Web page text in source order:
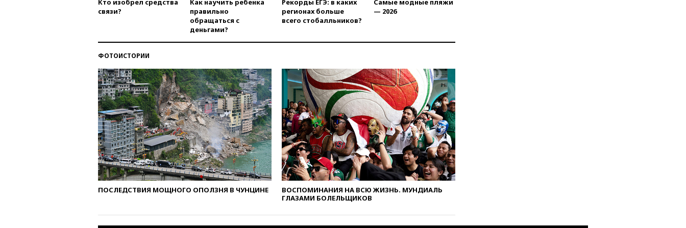
станет значительно дороже
вчера, 22:20
штурмовую дивизию
доклад о ситуации на
добропольском направлении
вчера, 21:58Генпрокуратура
признала нежелательным в
РФ американский Human
Rights Foundation
вчера, 21:35 «Аэрофлот»
отменяет часть рейсов в Сочи
и Геленджик
вчера, 21:25Руслан Терновой
Европы в прыжках с 10-
метровой вышки
Кто изобрел средства
связи?
Как научить ребенка
правильно
обращаться с
деньгами?
Рекорды ЕГЭ: в каких
регионах больше
всего стобалльников?
Самые модные пляжи
— 2026
ФОТОИСТОРИИ
ПОСЛЕДСТВИЯ МОЩНОГО ОПОЛЗНЯ В ЧУНЦИНЕ
ВОСПОМИНАНИЯ НА ВСЮ ЖИЗНЬ. МУНДИАЛЬ
ГЛАЗАМИ БОЛЕЛЬЩИКОВ